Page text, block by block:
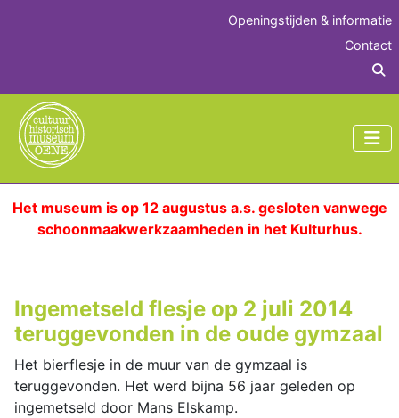
Openingstijden & informatie
Contact
Het museum is op 12 augustus a.s. gesloten vanwege
schoonmaakwerkzaamheden in het Kulturhus.
Ingemetseld flesje op 2 juli 2014
teruggevonden in de oude gymzaal
Het bierflesje in de muur van de gymzaal is
teruggevonden. Het werd bijna 56 jaar geleden op
ingemetseld door Mans Elskamp.